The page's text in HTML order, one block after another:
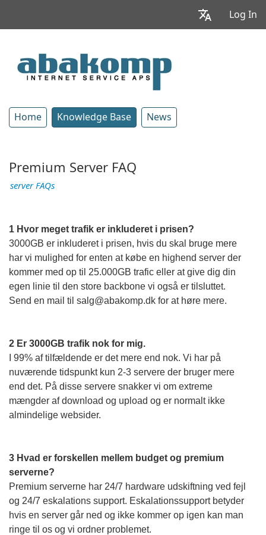
Log In
Home Knowledge Base News
Premium Server FAQ
server FAQs
1 Hvor meget trafik er inkluderet i prisen?
3000GB er inkluderet i prisen, hvis du skal bruge mere
har vi mulighed for enten at købe en highend server der
kommer med op til 25.000GB trafic eller at give dig din
egen linie til den store backbone vi også er tilsluttet.
Send en mail til salg@abakomp.dk for at høre mere.
2 Er 3000GB trafik nok for mig.
I 99% af tilfældende er det mere end nok. Vi har på
nuværende tidspunkt kun 2-3 servere der bruger mere
end det. På disse servere snakker vi om extreme
mængder af download og upload og er normalt ikke
almindelige websider.
3 Hvad er forskellen mellem budget og premium
serverne?
Premium serverne har 24/7 hardware udskiftning ved fejl
og 24/7 eskalations support. Eskalationssupport betyder
hvis en server går ned og ikke kommer op igen kan man
ringe til os og vi ordner problemet.